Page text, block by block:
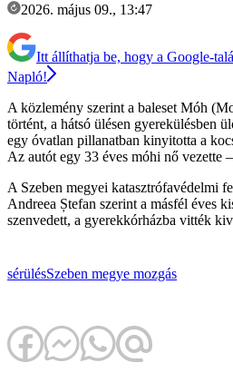
2026. május 09., 13:47
Itt állíthatja be, hogy a Google-
Napló!
A közlemény szerint a baleset Móh
történt, a hátsó ülésen gyerekülésben
egy óvatlan pillanatban kinyitotta a
Az autót egy 33 éves móhi nő vezette
A Szeben megyei katasztrófavédelmi
Andreea Ștefan szerint a másfél éves
szenvedett, a gyerekkórházba vitték
sérülésSzeben megye mozgás